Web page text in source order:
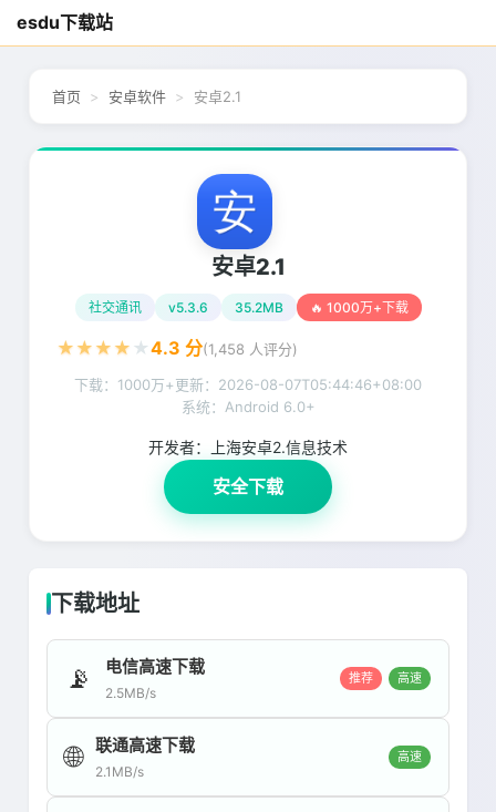
esdu下载站
首页 安卓软件 安卓2.1
安卓2.1
社交通讯 v5.3.6 35.2MB 🔥 1000万+下载
★ ★ ★ ★ ★4.3 分(1,458 人评分)
下载：1000万+更新： 2026-08-07T05:44:46+08:00
系统：Android 6.0+
开发者： 上海安卓2.信息技术
安全下载
下载地址
📡 电信高速下载
2.5MB/s
推荐 高速
🌐 联通高速下载
2.1MB/s
高速